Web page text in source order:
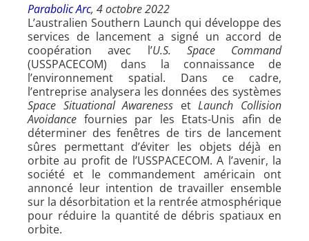
Parabolic Arc, 4 octobre 2022
L’australien Southern Launch qui développe des
services de lancement a signé un accord de
coopération avec l’U.S. Space Command
(USSPACECOM) dans la connaissance de
l’environnement spatial. Dans ce cadre,
l’entreprise analysera les données des systèmes
Space Situational Awareness etLaunch Collision
Avoidance fournies par les Etats-Unis afin de
déterminer des fenêtres de tirs de lancement
sûres permettant d’éviter les objets déjà en
orbite au profit de l’USSPACECOM. A l’avenir, la
société et le commandement américain ont
annoncé leur intention de travailler ensemble
sur la désorbitation et la rentrée atmosphérique
pour réduire la quantité de débris spatiaux en
orbite.